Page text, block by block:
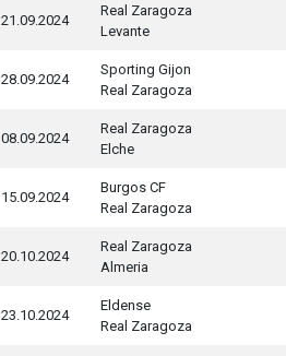
21.09.2024
Real Zaragoza
Levante
28.09.2024
Sporting Gijon
Real Zaragoza
08.09.2024
Real Zaragoza
Elche
15.09.2024
Burgos CF
Real Zaragoza
20.10.2024
Real Zaragoza
Almeria
23.10.2024
Eldense
Real Zaragoza